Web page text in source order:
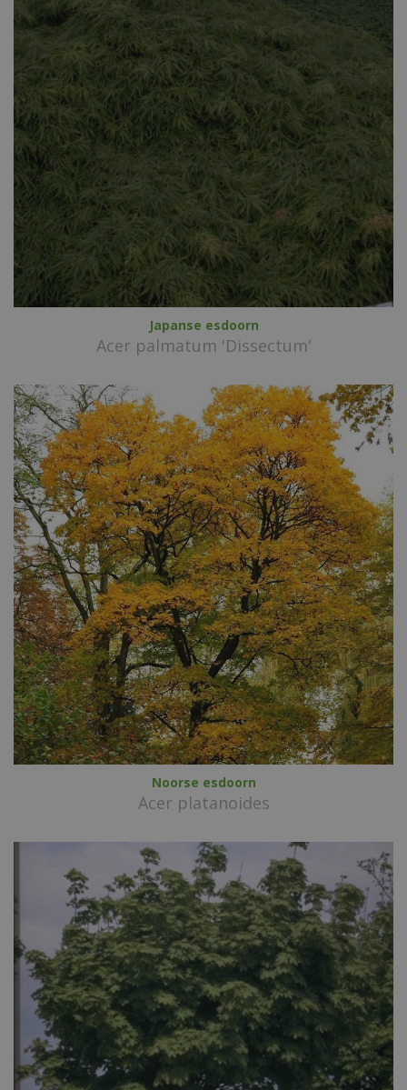
Japanse esdoorn
Acer palmatum 'Dissectum'
Noorse esdoorn
Acer platanoides